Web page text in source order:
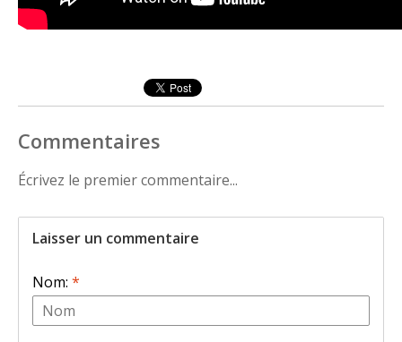
Commentaires
Écrivez le premier commentaire...
Laisser un commentaire
Nom: *